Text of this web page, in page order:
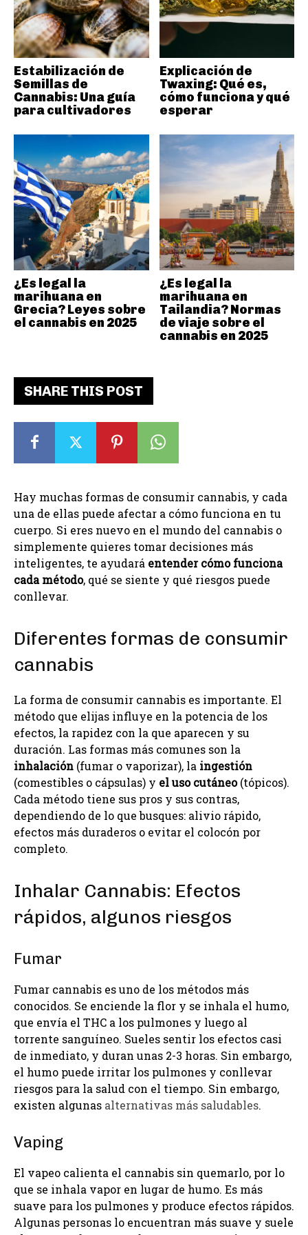
SHARE THIS POST
Hay muchas formas de consumir cannabis, y cada
una de ellas puede afectar a cómo funciona en tu
cuerpo. Si eres nuevo en el mundo del cannabis o
simplemente quieres tomar decisiones más
inteligentes, te ayudará entender cómo funciona
cada método, qué se siente y qué riesgos puede
conllevar.
Diferentes formas de consumir
cannabis
La forma de consumir cannabis es importante. El
método que elijas influye en la potencia de los
efectos, la rapidez con la que aparecen y su
duración. Las formas más comunes son la
inhalación (fumar o vaporizar), la ingestión
(comestibles o cápsulas) y el uso cutáneo(tópicos).
Cada método tiene sus pros y sus contras,
dependiendo de lo que busques: alivio rápido,
efectos más duraderos o evitar el colocón por
completo.
Inhalar Cannabis: Efectos
rápidos, algunos riesgos
Fumar
Fumar cannabis es uno de los métodos más
conocidos. Se enciende la flor y se inhala el humo,
que envía el THC a los pulmones y luego al
torrente sanguíneo. Sueles sentir los efectos casi
de inmediato, y duran unas 2-3 horas. Sin embargo,
el humo puede irritar los pulmones y conllevar
riesgos para la salud con el tiempo. Sin embargo,
existen algunas alternativas más saludables.
Vaping
El vapeo calienta el cannabis sin quemarlo, por lo
que se inhala vapor en lugar de humo. Es más
suave para los pulmones y produce efectos rápidos.
Algunas personas lo encuentran más suave y suele
Estabilización de
Semillas de
Cannabis: Una guía
para cultivadores
Explicación de
Twaxing: Qué es,
cómo funciona y qué
esperar
¿Es legal la
marihuana en
Grecia? Leyes sobre
el cannabis en 2025
¿Es legal la
marihuana en
Tailandia? Normas
de viaje sobre el
cannabis en 2025